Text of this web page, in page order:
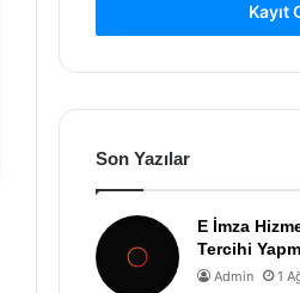
Kayıt
Son Yazılar
E İmza
Tercihi
Admin 1